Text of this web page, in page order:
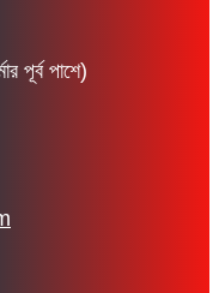
পূর্ব পাশে)